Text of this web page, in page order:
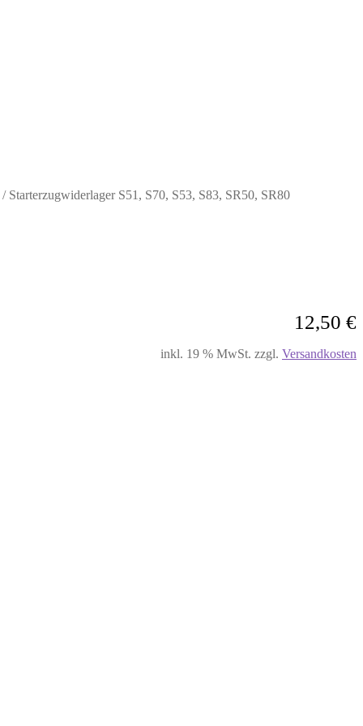
/ Starterzugwiderlager S51, S70, S53, S83, SR50, SR80
12,50 €
inkl. 19 % MwSt. zzgl. Versandkosten